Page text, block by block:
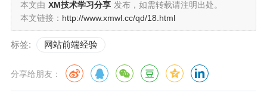
能。并且css表达式只被IE支持。
9、将CSS和JS放到外部文件中
目的是缓存文件，可以参考原则4。 但有时候为了减少请
求，也会直接写到页面里，需根据PV和IP的比例权衡。
本文由 XM技术学习分享 发布，如需转载请注明出处。
本文链接： http://www.xmwl.cc/qd/18.html
标签: 网站前端经验
分享给朋友：